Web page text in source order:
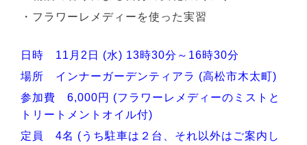
・フラワーレメディーを使った実習
日時 11月2日 (水) 13時30分～16時30分
場所 インナーガーデンティアラ (高松市木太町)
参加費 6,000円 (フラワーレメディーのミストと
トリートメントオイル付)
定員 4名 (うち駐車は２台、それ以外はご案内し